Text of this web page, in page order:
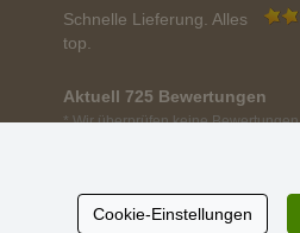
Schnelle Lieferung. Alles
top.
Aktuell 725 Bewertungen
* Wir überprüfen keine Bewertungen
Cookie-Einstellungen